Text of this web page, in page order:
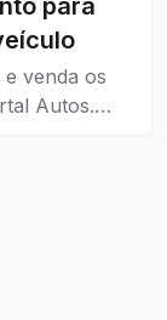
para
venda os
Autos.